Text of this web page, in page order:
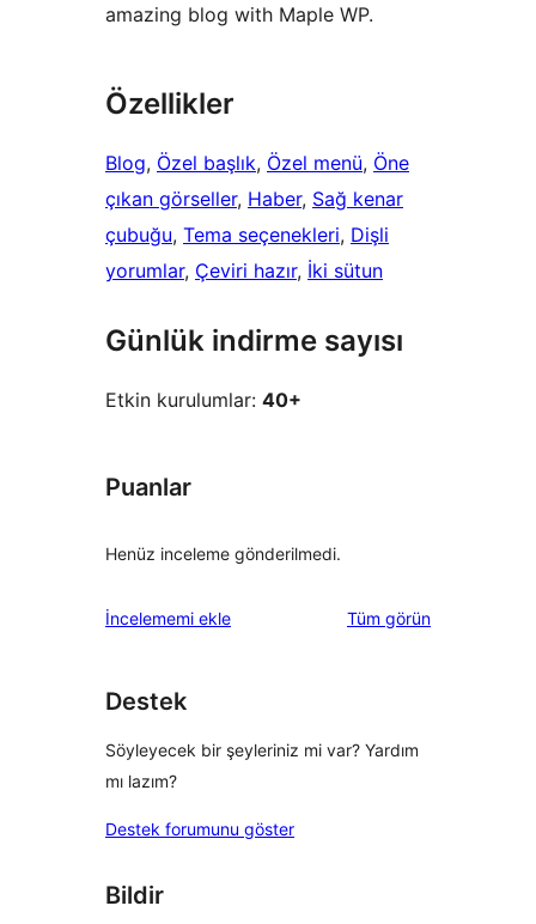
amazing blog with Maple WP.
Özellikler
Blog, Özel başlık, Özel menü, Öne
çıkan görseller, Haber, Sağ kenar
çubuğu, Tema seçenekleri, Dişli
yorumlar, Çeviri hazır, İki sütun
Günlük indirme sayısı
Etkin kurulumlar: 40+
Puanlar
Henüz inceleme gönderilmedi.
İncelememi ekle Tüm değerlendirmeleri
görün
Destek
Söyleyecek bir şeyleriniz mi var? Yardım
mı lazım?
Destek forumunu göster
Bildir